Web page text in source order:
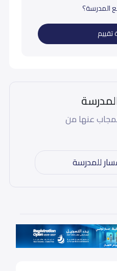
المدرسة؟
تقييم
عنها من
للمدرسة